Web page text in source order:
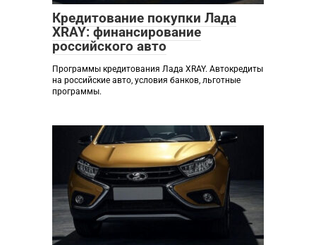
Кредитование покупки Лада
XRAY: финансирование
российского авто
Программы кредитования Лада XRAY. Автокредиты
на российские авто, условия банков, льготные
программы.